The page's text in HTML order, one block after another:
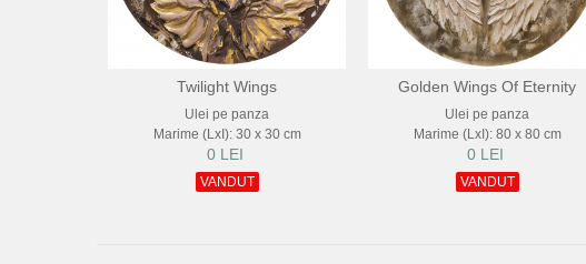
Twilight Wings
Ulei pe panza
Marime (LxI): 30 x 30 cm
0 LEI
VANDUT
Golden Wings Of Eternity
Ulei pe panza
Marime (LxI): 80 x 80 cm
0 LEI
VANDUT